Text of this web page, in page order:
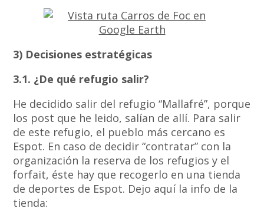
3) Decisiones estratégicas
3.1. ¿De qué refugio salir?
He decidido salir del refugio “Mallafré”, porque
los post que he leido, salían de allí. Para salir
de este refugio, el pueblo más cercano es
Espot. En caso de decidir “contratar” con la
organización la reserva de los refugios y el
forfait, éste hay que recogerlo en una tienda
de deportes de Espot. Dejo aquí la info de la
tienda: